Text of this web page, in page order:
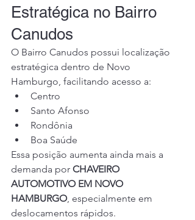
Estratégica no Bairro
Canudos
O Bairro Canudos possui localização
estratégica dentro de Novo
Hamburgo, facilitando acesso a:
Centro
Santo Afonso
Rondônia
Boa Saúde
Essa posição aumenta ainda mais a
demanda por CHAVEIRO
AUTOMOTIVO EM NOVO
HAMBURGO, especialmente em
deslocamentos rápidos.